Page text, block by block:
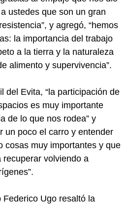
ustedes que son un gran
y agregó, “hemos
la importancia del trabajo
a la tierra y la naturaleza
alimento y supervivencia”.
del Evita, “la participación de
es muy importante
de lo que nos rodea” y
un poco el carro y entender
cosas muy importantes y que
volviendo a
Ugo resaltó la